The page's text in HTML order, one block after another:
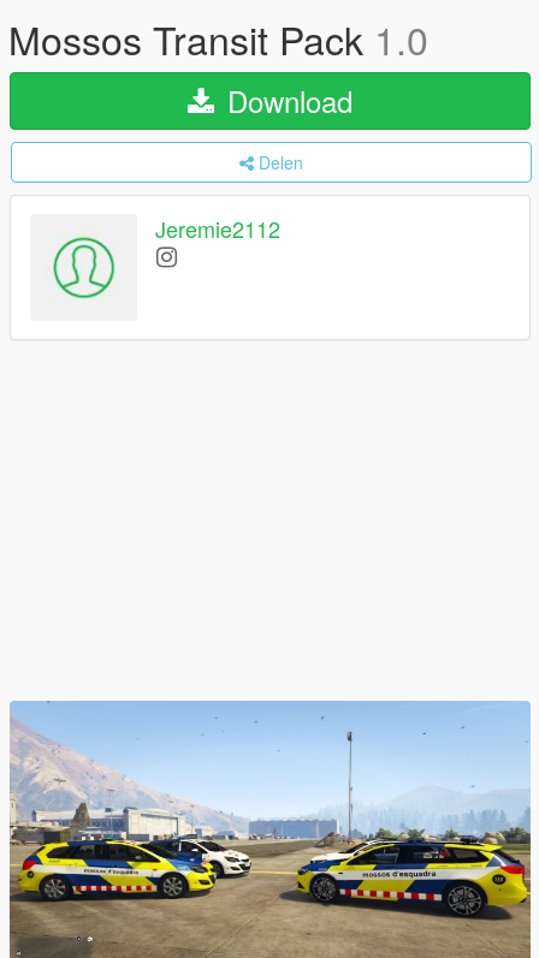
Mossos Transit Pack 1.0
Download
Delen
Jeremie2112